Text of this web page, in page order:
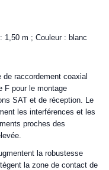
1,50 m ; Couleur : blanc
de raccordement coaxial
F pour le montage
SAT et de réception. Le
les interférences et les
proches des
la robustesse
la zone de contact de